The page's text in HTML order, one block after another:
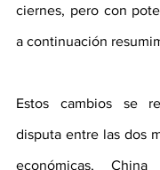
ciernes, pero con
a continuación
Estos cambios se
disputa entre las dos
económicas,